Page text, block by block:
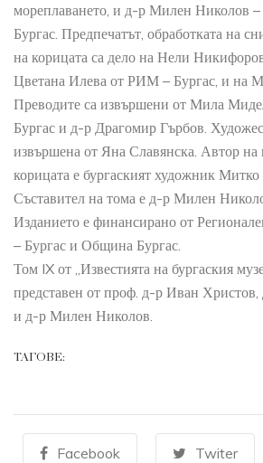
мореплаването, и д-р Милен Николов
Бургас. Предпечатът, обработката на
на корицата са дело на Нели
Цветана Илева от РИМ – Бургас, и на
Преводите са извършени от Мила
Бургас и д-р Драгомир Гърбов.
извършена от Яна Славянска. Автор на
корицата е бургаският художник
Съставител на тома е д-р Милен
Изданието е финансирано от
– Бургас и Община Бургас.
Том IX от „Известията на бургаския
представен от проф. д-р Иван
и д-р Милен Николов.
ТАГОВЕ:
Facebook Twiter